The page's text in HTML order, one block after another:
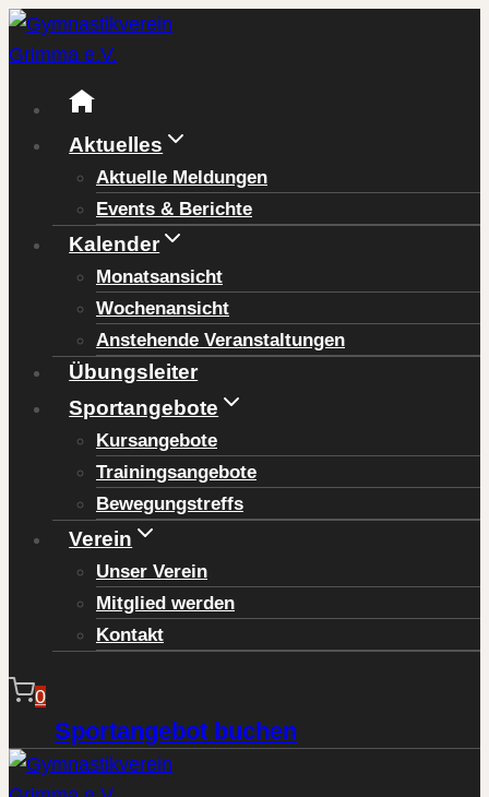
Zum
Inhalt
springen
Aktuelles
Aktuelle Meldungen
Events & Berichte
Kalender
Monatsansicht
Wochenansicht
Anstehende Veranstaltungen
Übungsleiter
Sportangebote
Kursangebote
Trainingsangebote
Bewegungstreffs
Verein
Unser Verein
Mitglied werden
Kontakt
0
Sportangebot buchen